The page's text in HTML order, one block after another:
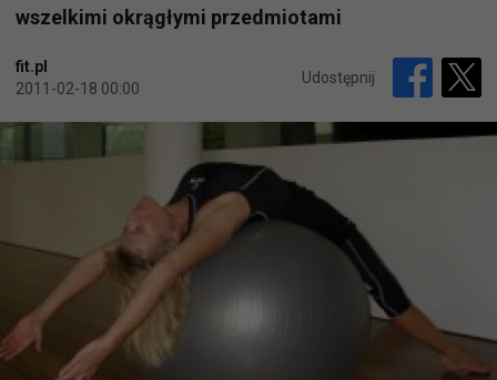
wszelkimi okrągłymi przedmiotami
fit.pl
2011-02-18 00:00
Udostępnij